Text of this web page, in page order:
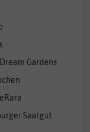
Gardens
Saatgut